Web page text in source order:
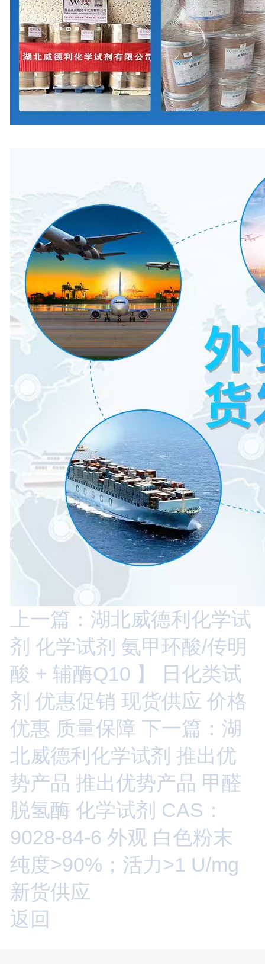
上一篇：湖北威德利化学试
剂 化学试剂 氨甲环酸/传明
酸 + 辅酶Q10 】 日化类试
剂 优惠促销 现货供应 价格
优惠 质量保障 下一篇：湖
北威德利化学试剂 推出优
势产品 推出优势产品 甲醛
脱氢酶 化学试剂 CAS：
9028-84-6 外观 白色粉末
纯度>90%；活力>1 U/mg
新货供应
返回